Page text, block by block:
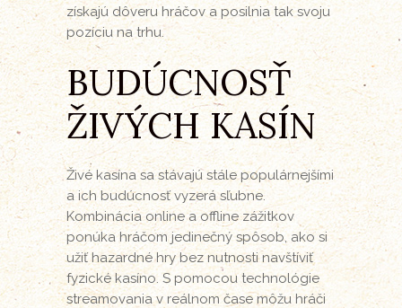
získajú dôveru hráčov a posilnia tak svoju
pozíciu na trhu.
BUDÚCNOSŤ
ŽIVÝCH KASÍN
Živé kasína sa stávajú stále populárnejšími
a ich budúcnosť vyzerá sľubne.
Kombinácia online a offline zážitkov
ponúka hráčom jedinečný spôsob, ako si
užiť hazardné hry bez nutnosti navštíviť
fyzické kasíno. S pomocou technológie
streamovania v reálnom čase môžu hráči